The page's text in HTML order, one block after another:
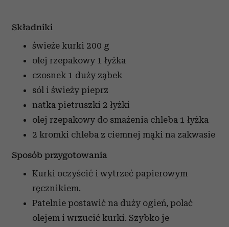
Składniki
świeże kurki 200 g
olej rzepakowy 1 łyżka
czosnek 1 duży ząbek
sól i świeży pieprz
natka pietruszki 2 łyżki
olej rzepakowy do smażenia chleba 1 łyżka
2 kromki chleba z ciemnej mąki na zakwasie
Sposób przygotowania
Kurki oczyścić i wytrzeć papierowym
ręcznikiem.
Patelnie postawić na duży ogień, polać
olejem i wrzucić kurki. Szybko je